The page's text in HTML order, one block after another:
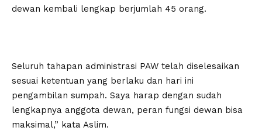
dewan kembali lengkap berjumlah 45 orang.
Seluruh tahapan administrasi PAW telah diselesaikan
sesuai ketentuan yang berlaku dan hari ini
pengambilan sumpah. Saya harap dengan sudah
lengkapnya anggota dewan, peran fungsi dewan bisa
maksimal,” kata Aslim.